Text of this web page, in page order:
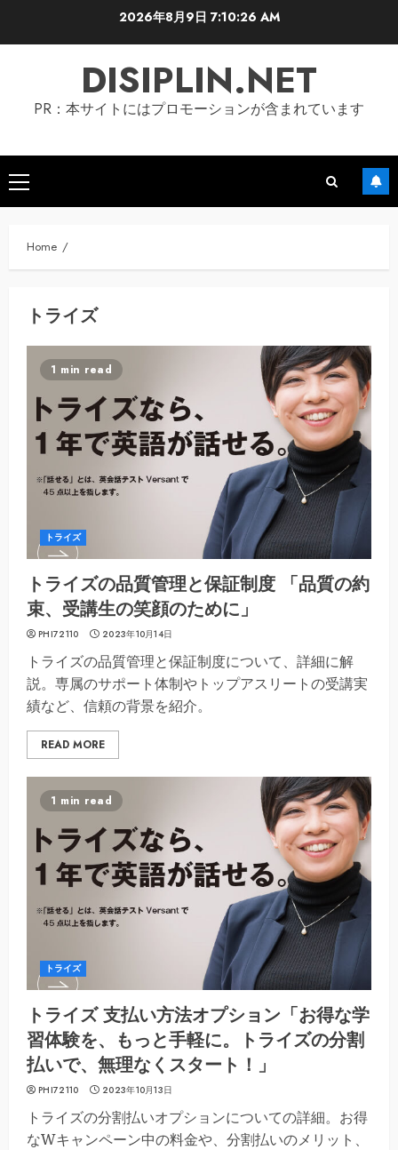
2026年8月9日7:10:27 AM
DISIPLIN.NET
PR：本サイトにはプロモーションが含まれています
Primary
Menu
Home
トライズ
1 min read
トライズ
トライズの品質管理と保証制度 「品質の約
束、受講生の笑顔のために」
PHI72110 2023年10月14日
トライズの品質管理と保証制度について、詳細に解
説。専属のサポート体制やトップアスリートの受講実
績など、信頼の背景を紹介。
READ MORE
1 min read
トライズ
トライズ 支払い方法オプション「お得な学
習体験を、もっと手軽に。トライズの分割
払いで、無理なくスタート！」
PHI72110 2023年10月13日
トライズの分割払いオプションについての詳細。お得
なWキャンペーン中の料金や、分割払いのメリット、